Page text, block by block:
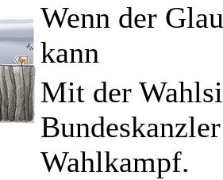
Wenn der
kann
Mit der
Wahlkampf.